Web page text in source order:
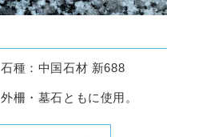
石種：中国石材 新688
外柵・墓石ともに使用。